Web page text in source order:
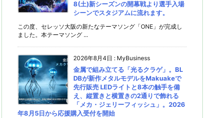
8(土)新シーズンの開幕戦より選手入場
シーンでスタジアムに流れます。
この度、セレッソ大阪の新たなテーマソング「ONE」が完成し
ました。本テーマソング ...
2026年8月4日 : MyBusiness
金属で組み立てる「光るクラゲ」。BL
DBが新作メタルモデルをMakuakeで
先行販売 LEDライトと8本の触手を備
え、縦置きと横置きの2通りで飾れる
「メカ・ジェリーフィッシュ」。2026
年8月5日から応援購入受付を開始